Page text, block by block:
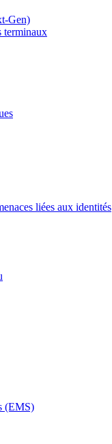
Gen)
terminaux
liées aux identités
(EMS)